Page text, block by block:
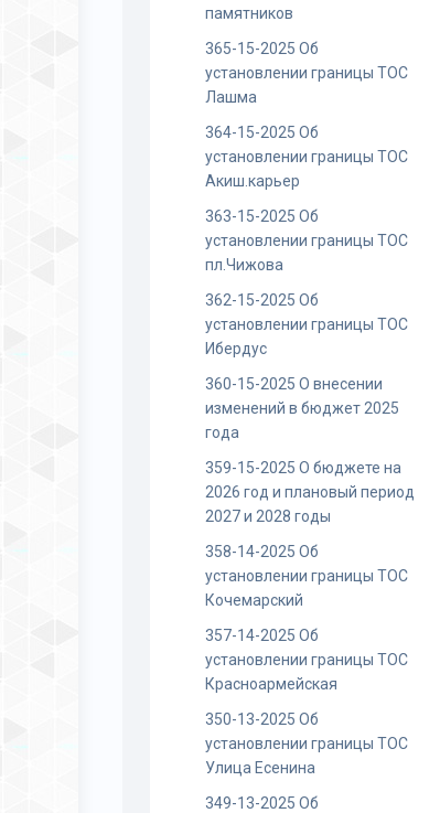
памятников
365-15-2025 Об
установлении границы ТОС
Лашма
364-15-2025 Об
установлении границы ТОС
Акиш.карьер
363-15-2025 Об
установлении границы ТОС
пл.Чижова
362-15-2025 Об
установлении границы ТОС
Ибердус
360-15-2025 О внесении
изменений в бюджет 2025
года
359-15-2025 О бюджете на
2026 год и плановый период
2027 и 2028 годы
358-14-2025 Об
установлении границы ТОС
Кочемарский
357-14-2025 Об
установлении границы ТОС
Красноармейская
350-13-2025 Об
установлении границы ТОС
Улица Есенина
349-13-2025 Об